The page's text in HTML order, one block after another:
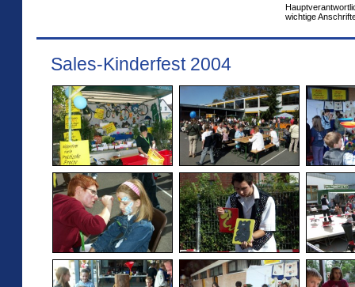
wichtige
Sales-Kinderfest 2004